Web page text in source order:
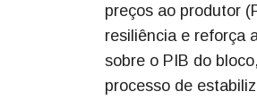
preços ao produtor
resiliência e reforça
sobre o PIB do
processo de